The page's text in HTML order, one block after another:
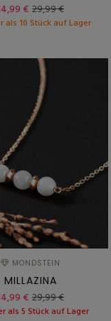
€ 29,99 €
als 10 Stück auf Lager
MONDSTEIN
MILLAZINA
€ 29,99 €
als 5 Stück auf Lager